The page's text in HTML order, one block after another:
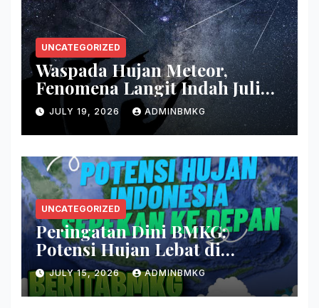
UNCATEGORIZED
Waspada Hujan Meteor,
Fenomena Langit Indah Juli
2026
JULY 19, 2026 ADMINBMKG
UNCATEGORIZED
Peringatan Dini BMKG:
Potensi Hujan Lebat di
Beberapa Wilayah Indonesia
JULY 15, 2026 ADMINBMKG